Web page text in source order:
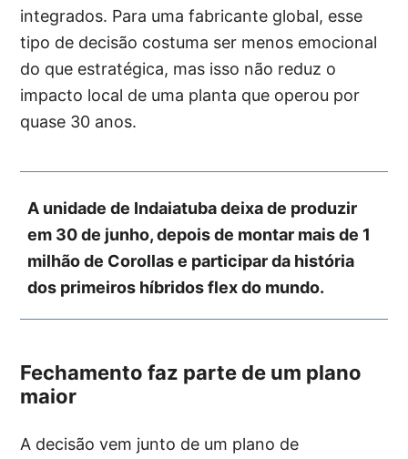
integrados. Para uma fabricante global, esse
tipo de decisão costuma ser menos emocional
do que estratégica, mas isso não reduz o
impacto local de uma planta que operou por
quase 30 anos.
A unidade de Indaiatuba deixa de produzir
em 30 de junho, depois de montar mais de 1
milhão de Corollas e participar da história
dos primeiros híbridos flex do mundo.
Fechamento faz parte de um plano
maior
A decisão vem junto de um plano de